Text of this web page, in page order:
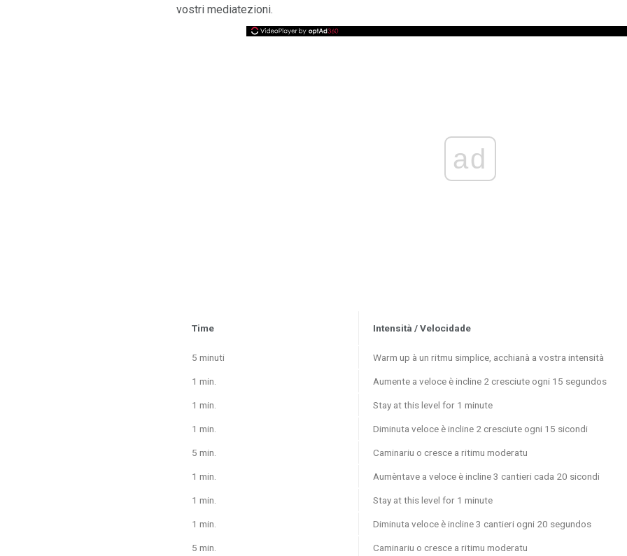
vostri mediatezioni.
ad
Time Intensità / Velocidade
5 minuti Warm up à un ritmu simplice, acchianà a vostra intensità
1 min. Aumente a veloce è incline 2 cresciute ogni 15 segundos
1 min. Stay at this level for 1 minute
1 min. Diminuta veloce è incline 2 cresciute ogni 15 sicondi
5 min. Caminariu o cresce a ritimu moderatu
1 min. Aumèntave a veloce è incline 3 cantieri cada 20 sicondi
1 min. Stay at this level for 1 minute
1 min. Diminuta veloce è incline 3 cantieri ogni 20 segundos
5 min. Caminariu o cresce a ritimu moderatu